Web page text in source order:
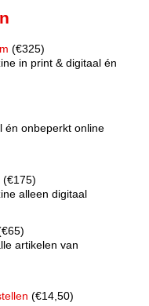
(€325)
in print & digitaal én
én onbeperkt online
(€175)
alleen digitaal
artikelen van
(€14,50)